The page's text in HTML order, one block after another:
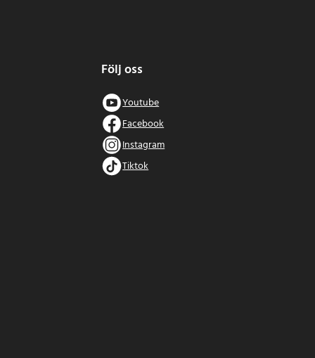
Följ oss
Youtube
Facebook
Instagram
Tiktok